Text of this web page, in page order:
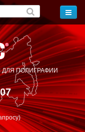
ДЛЯ ПОЛИГРАФИИ